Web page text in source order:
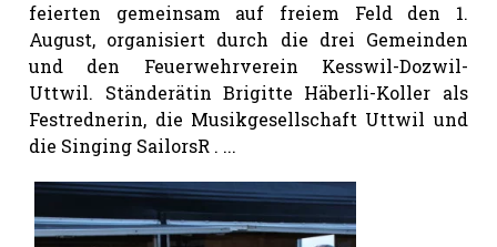
Veranstaltungen
Erlebnisführer
App
feierten gemeinsam auf freiem Feld den 1.
August, organisiert durch die drei Gemeinden
und den Feuerwehrverein Kesswil-Dozwil-
Uttwil. Ständerätin Brigitte Häberli-Koller als
Festrednerin, die Musikgesellschaft Uttwil und
die Singing SailorsR . ...